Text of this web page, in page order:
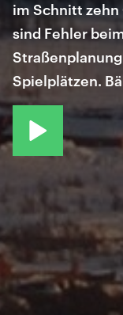
im Schnitt zehn
sind Fehler
Spielplätzen.